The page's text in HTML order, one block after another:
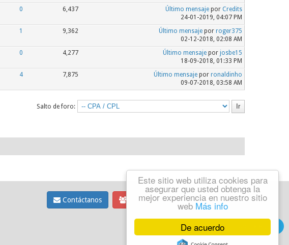
De acuerdo
Este sitio web utiliza cookies para
asegurar que usted obtenga la
mejor experiencia en nuestro sitio
web Más info
0 6,437 Último mensajepor Credits
24-01-2019, 04:07 PM
1 9,362 Último mensajepor roger375
02-12-2018, 02:08 AM
0 4,277 Último mensajepor josbe15
18-09-2018, 01:33 PM
4 7,875 Último mensajepor ronaldinho
09-07-2018, 03:58 AM
Salto de foro:
Contáctanos Equipo del foro